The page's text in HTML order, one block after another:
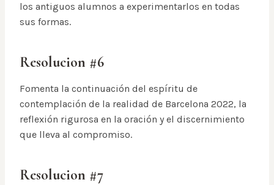
los antiguos alumnos a experimentarlos en todas
sus formas.
Resolucion #6
Fomenta la continuación del espíritu de
contemplación de la realidad de Barcelona 2022, la
reflexión rigurosa en la oración y el discernimiento
que lleva al compromiso.
Resolucion #7